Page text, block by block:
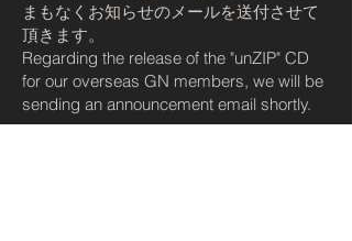
まもなくお知らせのメールを送付させて
頂きます。
Regarding the release of the "unZIP" CD
for our overseas GN members, we will be
sending an announcement email shortly.